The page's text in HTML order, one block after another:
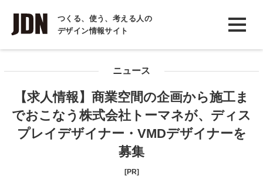
つくる、使う、考える人の
デザイン情報サイト
INTERVIEW
インタビュー
COLUMN
コラム
ニュース
【求人情報】商業空間の企画から施工ま
でおこなう株式会社トーマネが、ディス
プレイデザイナー・VMDデザイナーを
募集
[PR]